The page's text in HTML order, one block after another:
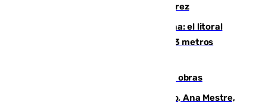
su turismo en la A-480 a la altura de Jerez
Julio supera a junio en basura marina: el litoral
occidental malagueño recoge más de 33 metros
El Cádiz se afila ante un Granada en obras
La nueva presidenta del Parlamento, Ana Mestre,